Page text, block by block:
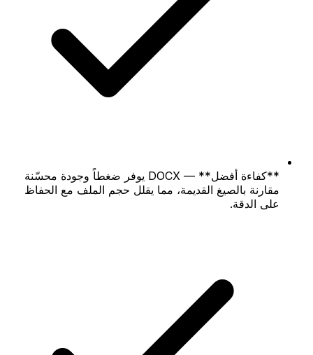
**كفاءة أفضل** — DOCX يوفر ضغطاً وجودة محسّنة
مقارنة بالصيغ القديمة، مما يقلل حجم الملف مع الحفاظ
على الدقة.